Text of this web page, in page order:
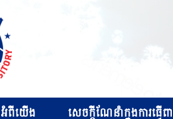
អំពីយើង សេចក្ដីណែនាំក្នុងការធ្វើព